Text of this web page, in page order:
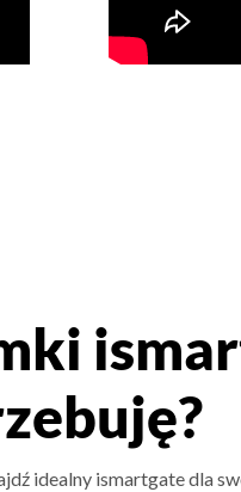
idealny ismartgate dla